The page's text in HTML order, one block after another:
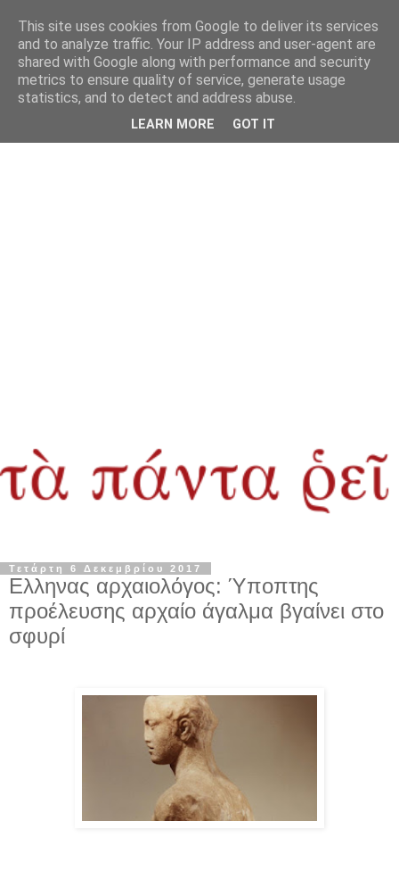
Τετάρτη 6 Δεκεμβρίου 2017
Ελληνας αρχαιολόγος: Ύποπτης
προέλευσης αρχαίο άγαλμα βγαίνει στο
σφυρί
This site uses cookies from Google to deliver its services
and to analyze traffic. Your IP address and user-agent are
shared with Google along with performance and security
metrics to ensure quality of service, generate usage
statistics, and to detect and address abuse.
LEARN MORE GOT IT